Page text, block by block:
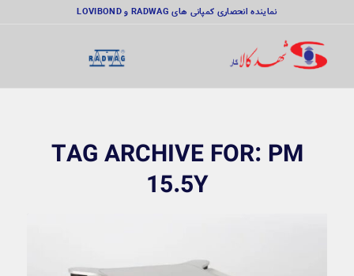
نماینده انحصاری کمپانی های RADWAG و LOVIBOND
TAG ARCHIVE FOR: PM
15.5Y